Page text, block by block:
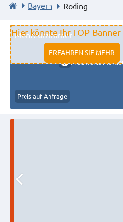
Bayern Roding
Hier könnte Ihr TOP-Banner
ERFAHREN SIE MEHR
Monteurzimmer
11333 fulda
Preiswerte
Preis auf Anfrage